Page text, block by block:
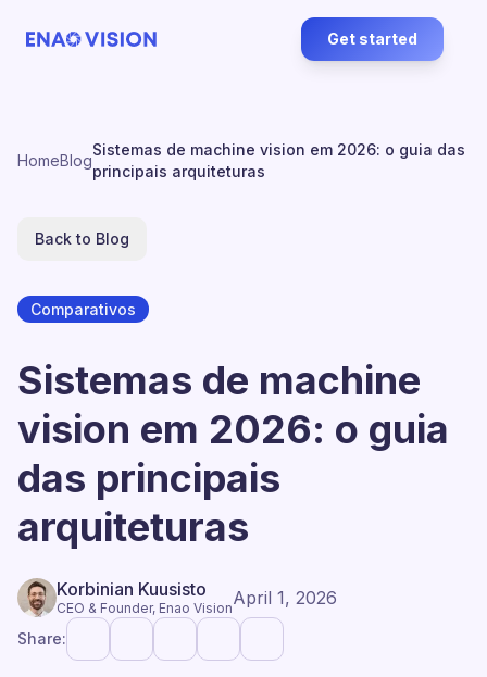
Get started
HomeBlog
Sistemas de machine vision em 2026: o guia das
principais arquiteturas
Back to Blog
Comparativos
Sistemas de machine
vision em 2026: o guia
das principais
arquiteturas
Korbinian Kuusisto
CEO & Founder, Enao VisionApril 1, 2026
Share: